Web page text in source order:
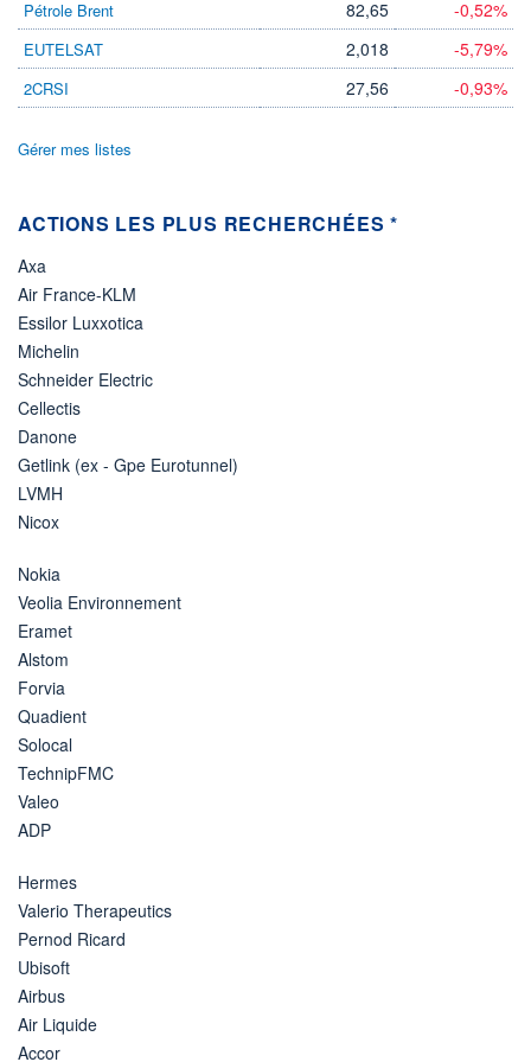
0,00 EUR
PROCHAIN
DIVIDENDE
Non éligible
+ PORTEFEUILLE
Pétrole Brent 82,65 -0,52%
EUTELSAT 2,018 -5,79%
2CRSI 27,56 -0,93%
Gérer mes listes
ACTIONS LES PLUS RECHERCHÉES *
Axa
Air France-KLM
Essilor Luxxotica
Michelin
Schneider Electric
Cellectis
Danone
Getlink (ex - Gpe Eurotunnel)
LVMH
Nicox
Nokia
Veolia Environnement
Eramet
Alstom
Forvia
Quadient
Solocal
TechnipFMC
Valeo
ADP
Hermes
Valerio Therapeutics
Pernod Ricard
Ubisoft
Airbus
Air Liquide
Accor